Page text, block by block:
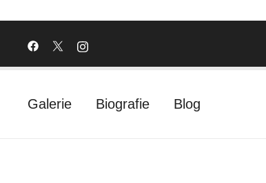
Galerie Biografie
Blog